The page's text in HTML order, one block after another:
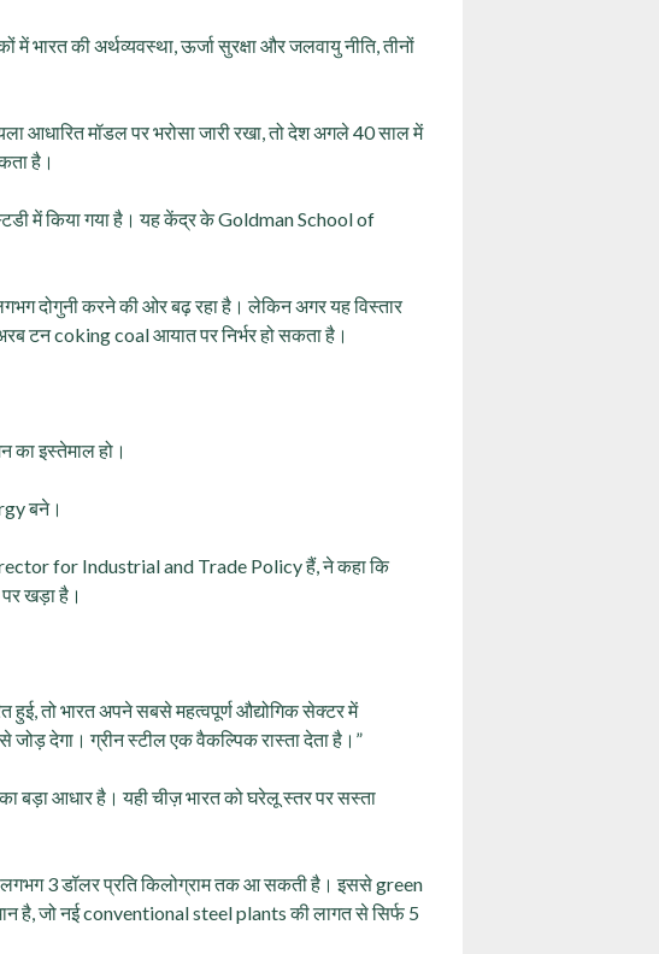
भारत की अर्थव्यवस्था, ऊर्जा सुरक्षा और जलवायु नीति, तीनों
आधारित मॉडल पर भरोसा जारी रखा, तो देश अगले 40 साल में
है।
में किया गया है। यह केंद्र के Goldman School of
दोगुनी करने की ओर बढ़ रहा है। लेकिन अगर यह विस्तार
टन coking coal आयात पर निर्भर हो सकता है।
का इस्तेमाल हो।
बने।
for Industrial and Trade Policy हैं, ने कहा कि
खड़ा है।
तो भारत अपने सबसे महत्वपूर्ण औद्योगिक सेक्टर में
देगा। ग्रीन स्टील एक वैकल्पिक रास्ता देता है।”
बड़ा आधार है। यही चीज़ भारत को घरेलू स्तर पर सस्ता
3 डॉलर प्रति किलोग्राम तक आ सकती है। इससे green
है, जो नई conventional steel plants की लागत से सिर्फ 5